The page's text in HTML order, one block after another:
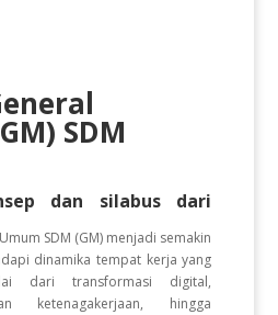
SDM
dan silabus dari
SDM (GM) menjadi semakin
dinamika tempat kerja yang
dari transformasi digital,
ketenagakerjaan, hingga